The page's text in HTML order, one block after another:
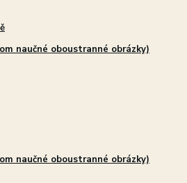
naučné oboustranné obrázky)
naučné oboustranné obrázky)